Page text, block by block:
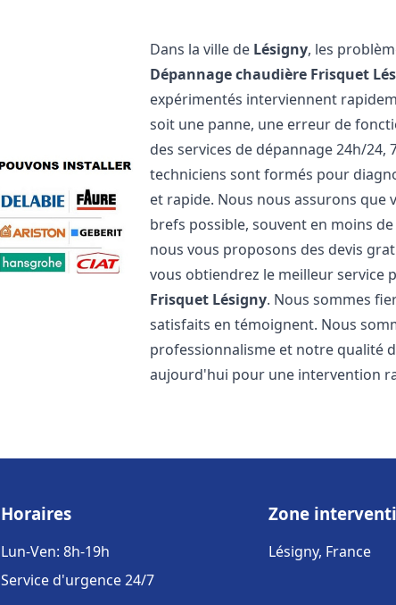
Dans la ville de Lésigny, les
Dépannage chaudière Frisquet
expérimentés interviennent
soit une panne, une erreur de
des services de dépannage 24h/
techniciens sont formés pour
et rapide. Nous nous assurons que
brefs possible, souvent en moins
nous vous proposons des devis
vous obtiendrez le meilleur service
Frisquet Lésigny. Nous sommes
satisfaits en témoignent. Nous
professionnalisme et notre qualité
aujourd'hui pour une intervention
Horaires
Lun-Ven: 8h-19h
Service d'urgence 24/7
Zone
Lésigny, France